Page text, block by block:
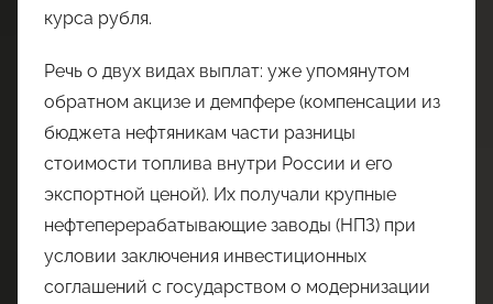
курса рубля.
Речь о двух видах выплат: уже упомянутом
обратном акцизе и демпфере (компенсации из
бюджета нефтяникам части разницы
стоимости топлива внутри России и его
экспортной ценой). Их получали крупные
нефтеперерабатывающие заводы (НПЗ) при
условии заключения инвестиционных
соглашений с государством о модернизации